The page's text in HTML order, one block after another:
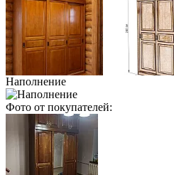
Наполнение
Фото от покупателей: